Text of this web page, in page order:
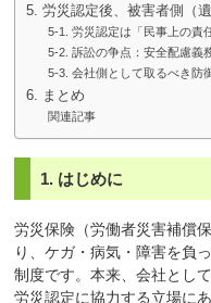
5. 労災認定後、被害者側（
5-1. 労災認定は「民事上の責
5-2. 訴訟の争点：安全配慮義
5-3. 会社側として取るべき防
6. まとめ
関連記事
1. はじめに
労災保険（労働者災害補償
り、ケガ・病気・障害を負
制度です。本来、会社とし
労災認定に協力する立場にあ